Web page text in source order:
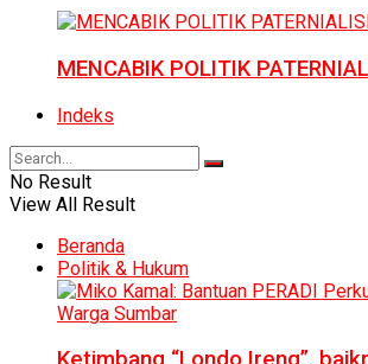
MENCABIK POLITIK
Indeks
No Result
View All Result
Beranda
Politik & Hukum